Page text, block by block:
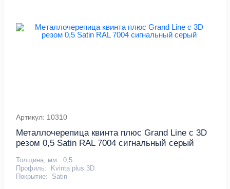
Артикул: 10310
Металлочерепица квинта плюс Grand Line c 3D
резом 0,5 Satin RAL 7004 сигнальный серый
Толщина, мм: 0,5
Профиль:
Kvinta plus 3D
Покрытие:
Satin